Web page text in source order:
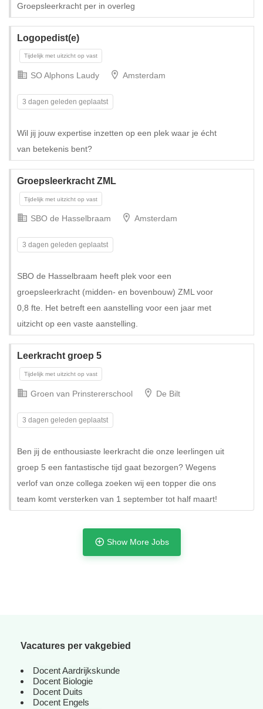
Groepsleerkracht per in overleg
Logopedist(e)
Tijdelijk met uitzicht op vast
SO Alphons Laudy Amsterdam
3 dagen geleden geplaatst
Wil jij jouw expertise inzetten op een plek waar je écht
van betekenis bent?
Groepsleerkracht ZML
Tijdelijk met uitzicht op vast
SBO de Hasselbraam Amsterdam
3 dagen geleden geplaatst
SBO de Hasselbraam heeft plek voor een
groepsleerkracht (midden- en bovenbouw) ZML voor
0,8 fte. Het betreft een aanstelling voor een jaar met
uitzicht op een vaste aanstelling.
Leerkracht groep 5
Tijdelijk met uitzicht op vast
Groen van Prinstererschool De Bilt
3 dagen geleden geplaatst
Ben jij de enthousiaste leerkracht die onze leerlingen uit
groep 5 een fantastische tijd gaat bezorgen? Wegens
verlof van onze collega zoeken wij een topper die ons
team komt versterken van 1 september tot half maart!
Show More Jobs
Vacatures per vakgebied
Docent Aardrijkskunde
Docent Biologie
Docent Duits
Docent Engels